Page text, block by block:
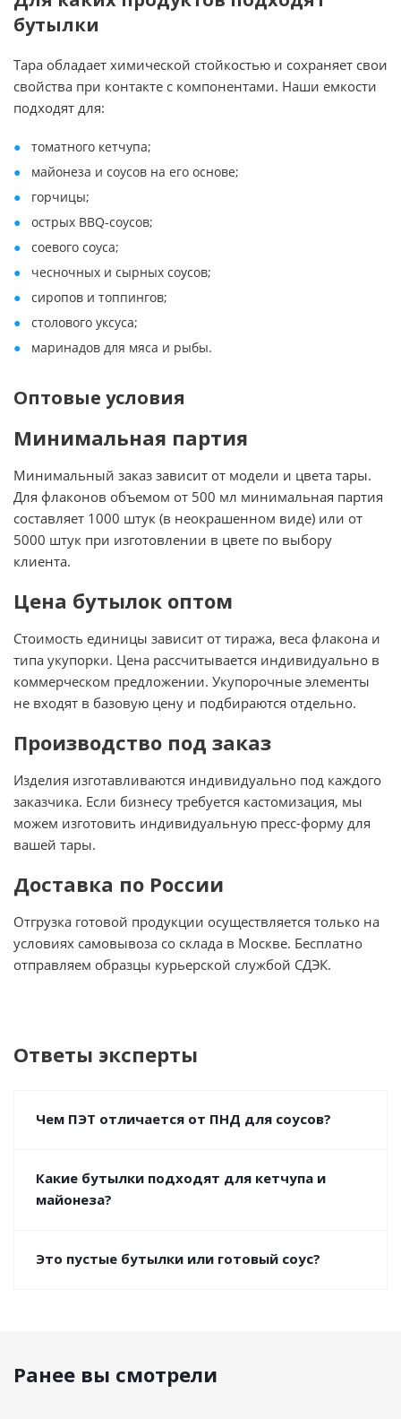
бутылки
Тара обладает химической стойкостью и сохраняет свои
свойства при контакте с компонентами. Наши емкости
подходят для:
томатного кетчупа;
майонеза и соусов на его основе;
горчицы;
острых BBQ-соусов;
соевого соуса;
чесночных и сырных соусов;
сиропов и топпингов;
столового уксуса;
маринадов для мяса и рыбы.
Оптовые условия
Минимальная партия
Минимальный заказ зависит от модели и цвета тары.
Для флаконов объемом от 500 мл минимальная партия
составляет 1000 штук (в неокрашенном виде) или от
5000 штук при изготовлении в цвете по выбору
клиента.
Цена бутылок оптом
Стоимость единицы зависит от тиража, веса флакона и
типа укупорки. Цена рассчитывается индивидуально в
коммерческом предложении. Укупорочные элементы
не входят в базовую цену и подбираются отдельно.
Производство под заказ
Изделия изготавливаются индивидуально под каждого
заказчика. Если бизнесу требуется кастомизация, мы
можем изготовить индивидуальную пресс-форму для
вашей тары.
Доставка по России
Отгрузка готовой продукции осуществляется только на
условиях самовывоза со склада в Москве. Бесплатно
отправляем образцы курьерской службой СДЭК.
Ответы эксперты
Чем ПЭТ отличается от ПНД для соусов?
Какие бутылки подходят для кетчупа и
майонеза?
Это пустые бутылки или готовый соус?
Ранее вы смотрели